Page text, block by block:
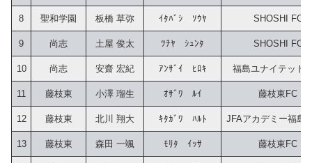
8 聖和学園 板橋 草弥 ｲﾀﾊﾞｼ　ｿｳﾔ SHOSHI FC
9 尚志 土屋 俊太 ﾂﾁﾔ　ｼｭﾝﾀ SHOSHI FC
10 尚志 安齋 宏紀 ｱﾝｻﾞｲ　ﾋﾛｷ 福島ユナイテッド
11 藤枝東 小澤 瑠生 ｵｻﾞﾜ　ﾙｲ 藤枝東FC
12 藤枝東 北川 翔大 ｷﾀｶﾞﾜ　ﾊﾙﾄ JFAアカデミー福島
13 藤枝東 森田 一颯 ﾓﾘﾀ　ｲｯｻ 藤枝東FC